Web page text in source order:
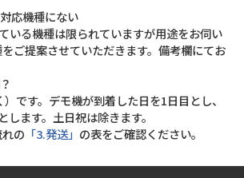
応機種にない
いる機種は限られていますが用途をお伺い
ご提案させていただきます。備考欄にてお
です。デモ機が到着した日を1日目とし、
します。土日祝は除きます。
の 「3.発送」 の表をご確認ください。